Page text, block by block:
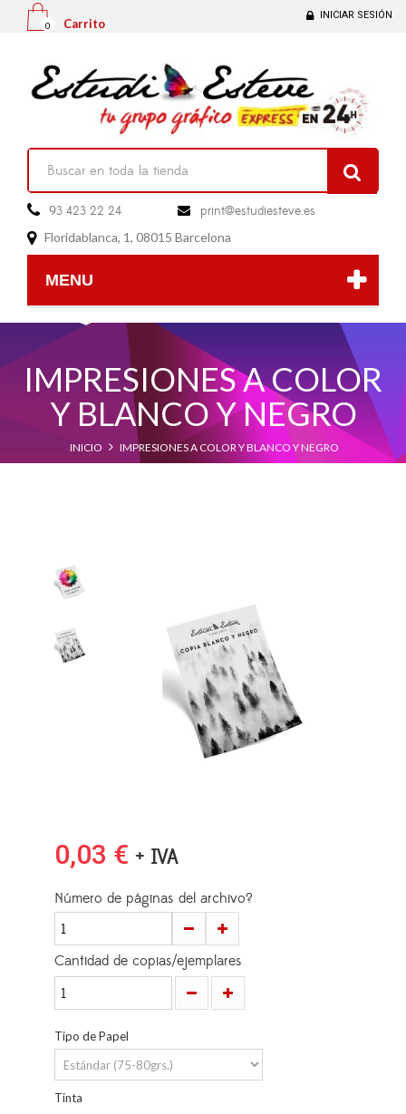
INICIAR SESIÓN
0 Carrito
 93 423 22 24 
print@estudiesteve.es
 Floridablanca, 1, 08015 Barcelona
MENU
IMPRESIONES A COLOR
Y BLANCO Y NEGRO
INICIO IMPRESIONES A COLOR Y BLANCO Y NEGRO
0,03 € + IVA
Número de páginas del archivo?
Cantidad de copias/ejemplares
Tipo de Papel
Tinta